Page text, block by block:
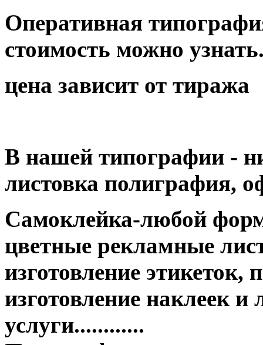
Оперативная
стоимость можно
цена зависит от тиража
В нашей типографии -
листовка полиграфия,
Самоклейка-любой
цветные рекламные
изготовление этикеток,
изготовление наклеек
услуги............